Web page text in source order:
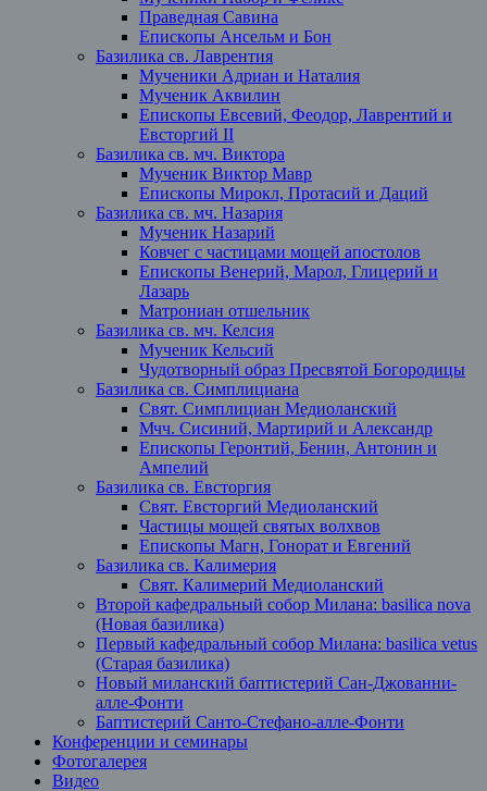
Праведная Савина
Епископы Ансельм и Бон
Базилика св. Лаврентия
Мученики Адриан и Наталия
Мученик Аквилин
Епископы Евсевий, Феодор, Лаврентий и
Евсторгий II
Базилика св. мч. Виктора
Мученик Виктор Мавр
Епископы Мирокл, Протасий и Даций
Базилика св. мч. Назария
Мученик Назарий
Ковчег с частицами мощей апостолов
Епископы Венерий, Марол, Глицерий и
Лазарь
Матрониан отшельник
Базилика св. мч. Келсия
Мученик Кельсий
Чудотворный образ Пресвятой Богородицы
Базилика св. Симплициана
Свят. Симплициан Медиоланский
Мчч. Сисиний, Мартирий и Александр
Епископы Геронтий, Бенин, Антонин и
Ампелий
Базилика св. Евсторгия
Свят. Евсторгий Медиоланский
Частицы мощей святых волхвов
Епископы Магн, Гонорат и Евгений
Базилика св. Калимерия
Свят. Калимерий Медиоланский
Второй кафедральный собор Милана: basilica nova
(Новая базилика)
Первый кафедральный собор Милана: basilica vetus
(Старая базилика)
Новый миланский баптистерий Сан-Джованни-
алле-Фонти
Баптистерий Санто-Стефано-алле-Фонти
Конференции и семинары
Фотогалерея
Видео